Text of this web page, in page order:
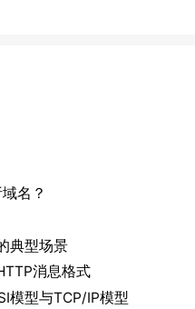
名？
典型场景
消息格式
模型与TCP/IP模型